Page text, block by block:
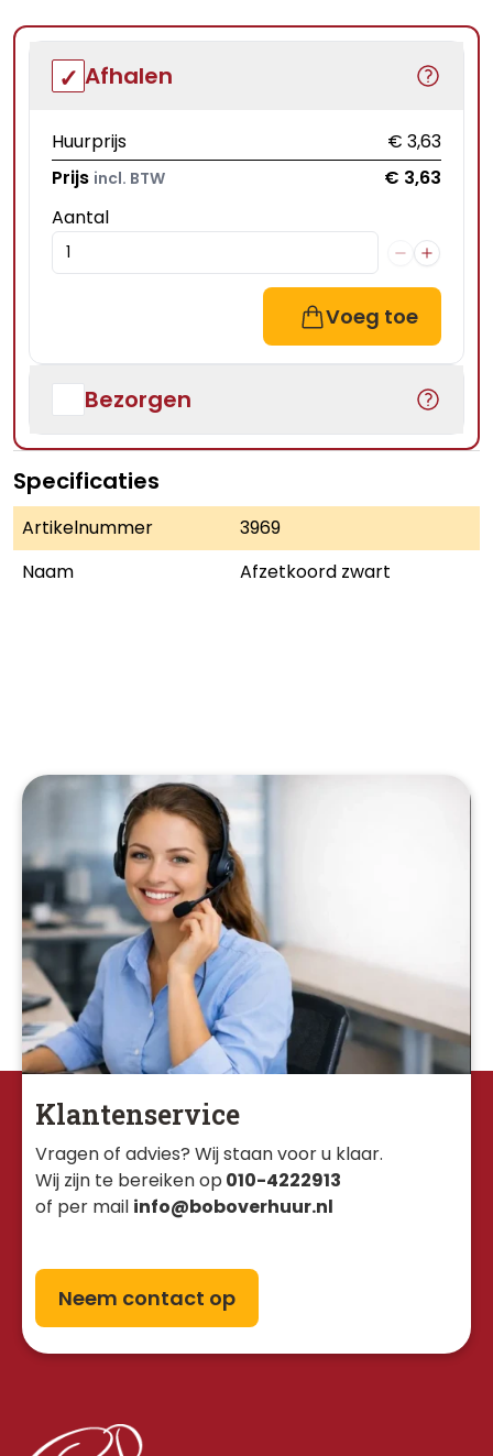
Afhalen
Huurprijs
€ 3,63
Prijs incl. BTW
€ 3,63
Aantal
Voeg toe
Bezorgen
Specificaties
Artikelnummer
3969
Naam
Afzetkoord zwart
Klantenservice
Vragen of advies? Wij staan voor u klaar.
Wij zijn te bereiken op 010-4222913
of per mail info@boboverhuur.nl
Neem contact op